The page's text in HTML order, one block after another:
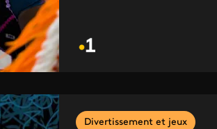
Divertissement et jeux